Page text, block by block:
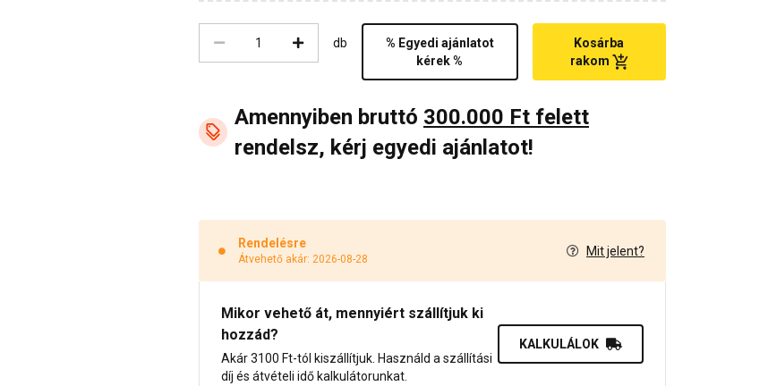
db
% Egyedi ajánlatot
kérek %
Kosárba
rakom
Amennyiben bruttó 300.000 Ft felett
rendelsz, kérj egyedi ajánlatot!
Rendelésre
Átvehető akár: 2026-08-28
Mit jelent?
Mikor vehető át, mennyiért szállítjuk ki
hozzád?
Akár 3100 Ft-tól kiszállítjuk. Használd a szállítási
díj és átvételi idő kalkulátorunkat.
KALKULÁLOK